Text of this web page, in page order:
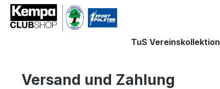
Zur Hauptnavigation springen
TuS Vereinskollektion
Versand und Zahlung